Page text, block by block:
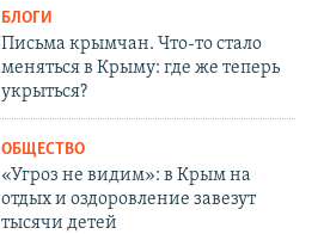
БЛОГИ
Письма крымчан. Что-то стало
меняться в Крыму: где же теперь
укрыться?
ОБЩЕСТВО
«Угроз не видим»: в Крым на
отдых и оздоровление завезут
тысячи детей